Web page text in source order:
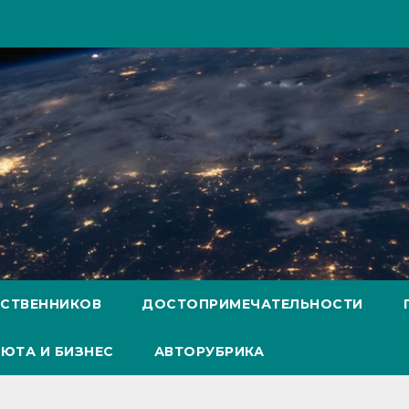
ДОСТОПРИМЕЧАТЕЛЬНОСТИ
И БИЗНЕС АВТОРУБРИКА